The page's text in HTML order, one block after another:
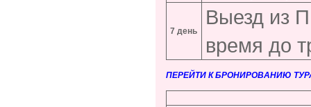
7 день
Выезд из
время до
ПЕРЕЙТИ К БРОНИРОВАНИЮ